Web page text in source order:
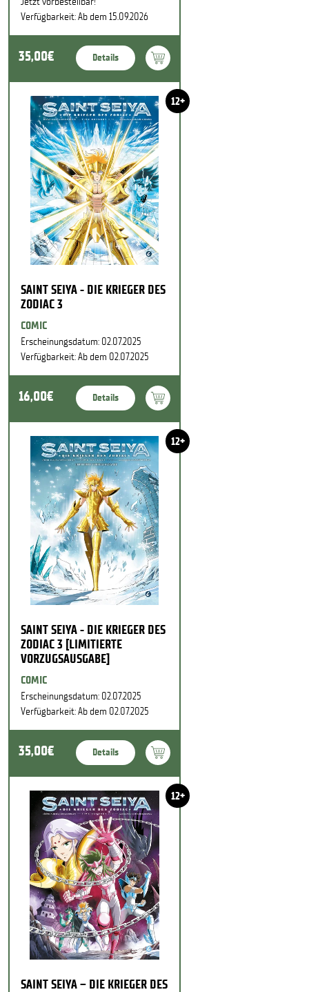
Verfügbarkeit: Ab dem 15.09.2026
35,00€ Details
12+
SAINT SEIYA - DIE KRIEGER DES
ZODIAC 3
COMIC
Erscheinungsdatum: 02.07.2025
Verfügbarkeit: Ab dem 02.07.2025
16,00€ Details
12+
SAINT SEIYA - DIE KRIEGER DES
ZODIAC 3 [LIMITIERTE
VORZUGSAUSGABE]
COMIC
Erscheinungsdatum: 02.07.2025
Verfügbarkeit: Ab dem 02.07.2025
35,00€ Details
12+
SAINT SEIYA – DIE KRIEGER DES